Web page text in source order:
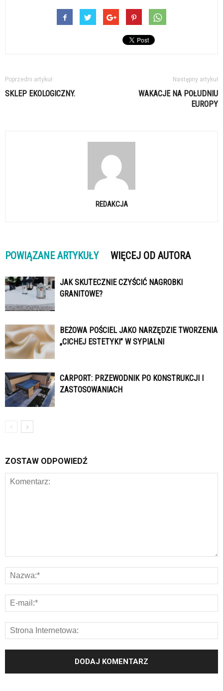
Poprzedni artykuł
SKLEP EKOLOGICZNY.
Następny artykuł
WAKACJE NA POŁUDNIU
EUROPY
REDAKCJA
POWIĄZANE ARTYKUŁY WIĘCEJ OD AUTORA
JAK SKUTECZNIE CZYŚCIĆ NAGROBKI
GRANITOWE?
BEŻOWA POŚCIEL JAKO NARZĘDZIE TWORZENIA
„CICHEJ ESTETYKI” W SYPIALNI
CARPORT: PRZEWODNIK PO KONSTRUKCJI I
ZASTOSOWANIACH
ZOSTAW ODPOWIEDŹ